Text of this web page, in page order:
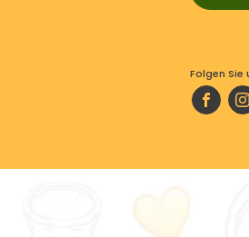
Folgen Sie